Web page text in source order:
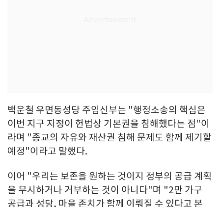
백운철 우면동성당 주임신부는 "행정소송의 핵심은
이번 지구 지정이 헌법상 기본권을 침해했다는 점"이
라며 "종교의 자유와 재산권 침해 문제도 함께 제기할
예정"이라고 말했다.
이어 "우리는 보존을 원하는 것이지 정부의 공급 계획
을 무시하거나 거부하는 것이 아니다"며 "2만 가구
공급과 성당, 마을 존치가 함께 이뤄질 수 있다고 본